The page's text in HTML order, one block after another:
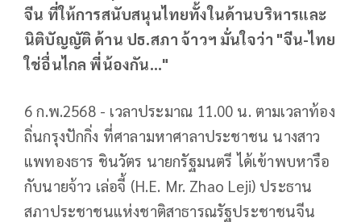
จีน ที่ให้การสนับสนุนไทยทั้งในด้านบริหารและ
นิติบัญญัติ ด้าน ปธ.สภา จ้าวฯ มั่นใจว่า "จีน-ไทย
ใช่อื่นไกล พี่น้องกัน..."
6 ก.พ.2568 - เวลาประมาณ 11.00 น. ตามเวลาท้อง
ถิ่นกรุงปักกิ่ง ที่ศาลามหาศาลาประชาชน นางสาว
แพทองธาร ชินวัตร นายกรัฐมนตรี ได้เข้าพบหารือ
กับนายจ้าว เล่อจี้ (H.E. Mr. Zhao Leji) ประธาน
สภาประชาชนแห่งชาติสาธารณรัฐประชาชนจีน